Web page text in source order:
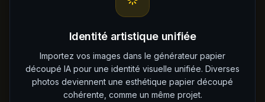
Identité artistique unifiée
Importez vos images dans le générateur papier
découpé IA pour une identité visuelle unifiée. Diverses
photos deviennent une esthétique papier découpé
cohérente, comme un même projet.